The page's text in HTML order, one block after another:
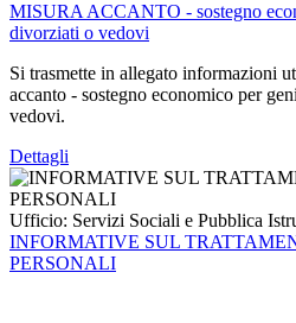
MISURA ACCANTO - sostegno
divorziati o vedovi
Si trasmette in allegato informazioni
accanto - sostegno economico per
vedovi.
Dettagli
Ufficio: Servizi Sociali e Pubblica
INFORMATIVE SUL
PERSONALI